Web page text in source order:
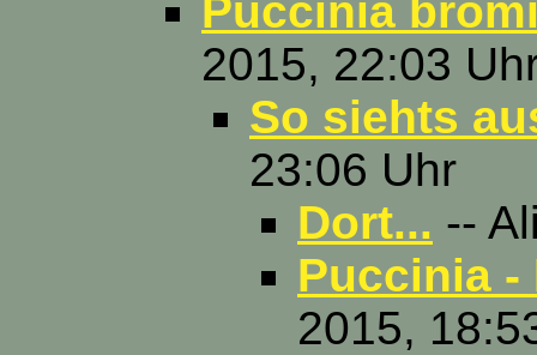
Puccinia
2015, 22:03
So siehts
23:06 Uhr
Dort... --
Puccinia
2015,